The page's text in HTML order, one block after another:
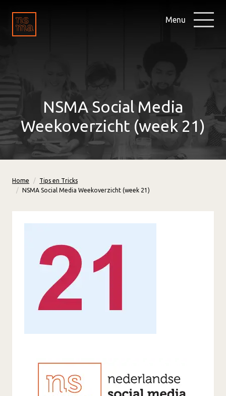
Menu
NSMA Social Media
Weekoverzicht (week 21)
Home
Tips en Tricks
NSMA Social Media Weekoverzicht (week 21)